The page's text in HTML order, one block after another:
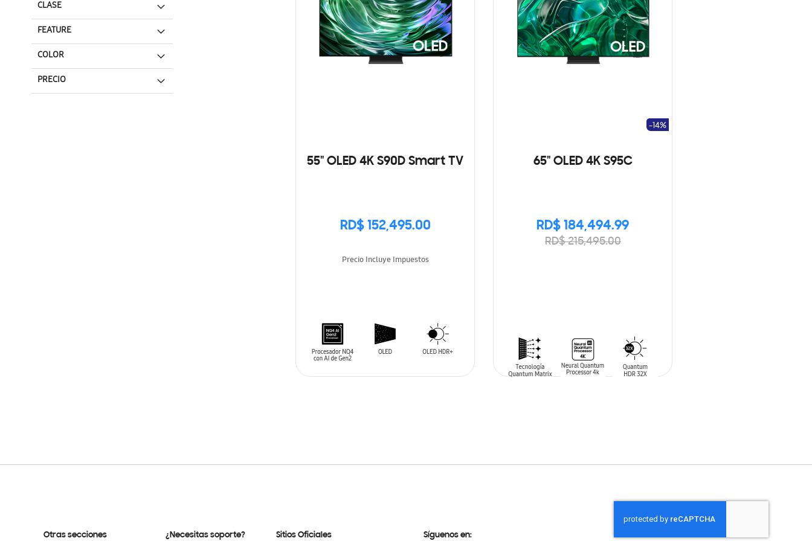
55" OLED 4K S90D Smart TV
RD$ 152,495.00
Precio Incluye Impuestos
65" OLED 4K S95C
RD$ 184,494.99
RD$ 215,495.00
-14%
CLASE
FEATURE
COLOR
PRECIO
Otras secciones ¿Necesitas soporte? Sitios Oficiales Síguenos en: